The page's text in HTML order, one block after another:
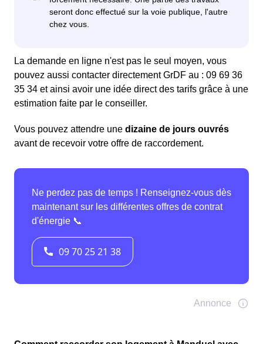
La demande en ligne n'est pas le seul moyen, vous
pouvez aussi contacter directement GrDF au : 09 69 36
35 34 et ainsi avoir une idée direct des tarifs grâce à une
estimation faite par le conseiller.
Vous pouvez attendre une dizaine de jours ouvrés
avant de recevoir votre offre de raccordement.